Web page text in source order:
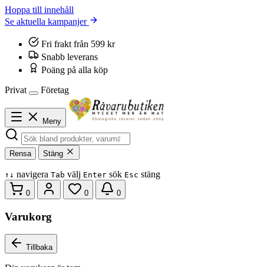
Hoppa till innehåll
Se aktuella kampanjer
Fri frakt från 599 kr
Snabb leverans
Poäng på alla köp
Privat
Företag
Meny
Rensa Stäng
↑ ↓ navigera Tab välj Enter sök Esc stäng
0 0 0
Varukorg
Tillbaka